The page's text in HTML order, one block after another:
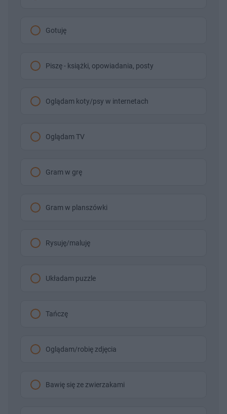
Gotuję
Piszę - książki, opowiadania, posty
Oglądam koty/psy w internetach
Oglądam TV
Gram w grę
Gram w planszówki
Rysuję/maluję
Układam puzzle
Tańczę
Oglądam/robię zdjęcia
Bawię się ze zwierzakami